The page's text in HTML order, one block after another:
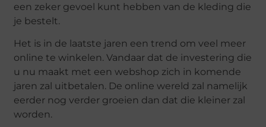
een zeker gevoel kunt hebben van de kleding die
je bestelt.
Het is in de laatste jaren een trend om veel meer
online te winkelen. Vandaar dat de investering die
u nu maakt met een webshop zich in komende
jaren zal uitbetalen. De online wereld zal namelijk
eerder nog verder groeien dan dat die kleiner zal
worden.